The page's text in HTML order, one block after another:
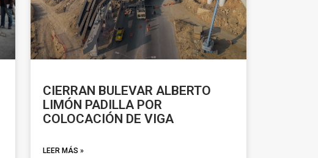
CIERRAN BULEVAR ALBERTO
LIMÓN PADILLA POR
COLOCACIÓN DE VIGA
LEER MÁS »